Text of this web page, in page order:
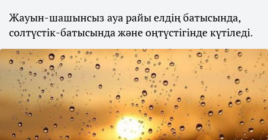
Жауын-шашынсыз ауа райы елдің батысында,
солтүстік-батысында және оңтүстігінде күтіледі.